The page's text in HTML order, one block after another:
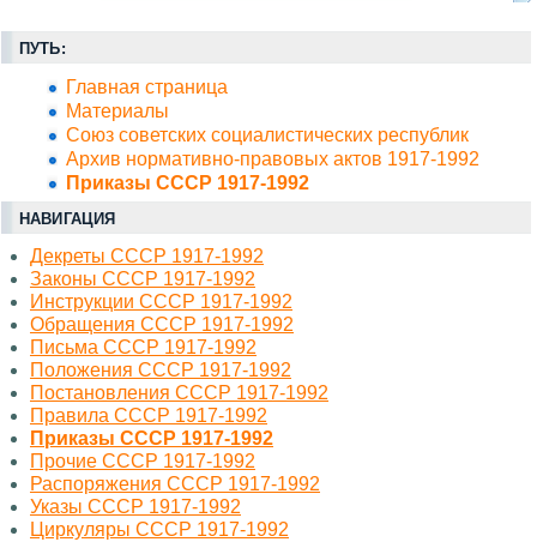
ПУТЬ:
Главная страница
Материалы
Союз советских социалистических республик
Архив нормативно-правовых актов 1917-1992
Приказы СССР 1917-1992
НАВИГАЦИЯ
Декреты СССР 1917-1992
Законы СССР 1917-1992
Инструкции СССР 1917-1992
Обращения СССР 1917-1992
Письма СССР 1917-1992
Положения СССР 1917-1992
Постановления СССР 1917-1992
Правила СССР 1917-1992
Приказы СССР 1917-1992
Прочие СССР 1917-1992
Распоряжения СССР 1917-1992
Указы СССР 1917-1992
Циркуляры СССР 1917-1992